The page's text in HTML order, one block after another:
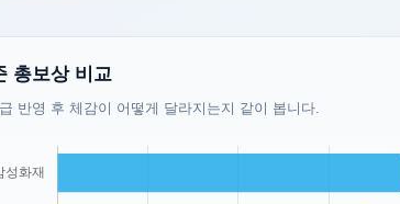
총보상 비교
반영 후 체감이 어떻게 달라지는지 같이 봅니다.